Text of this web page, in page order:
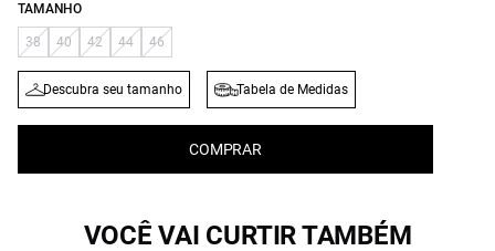
TAMANHO
38 40 42 44 46
Descubra seu tamanho Tabela de Medidas
COMPRAR
VOCÊ VAI CURTIR TAMBÉM